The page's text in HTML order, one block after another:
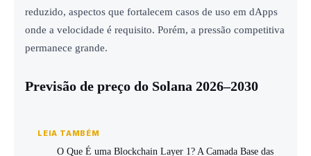
reduzido, aspectos que fortalecem casos de uso em dApps
onde a velocidade é requisito. Porém, a pressão competitiva
permanece grande.
Previsão de preço do Solana 2026–2030
LEIA TAMBÉM
O Que É uma Blockchain Layer 1? A Camada Base das